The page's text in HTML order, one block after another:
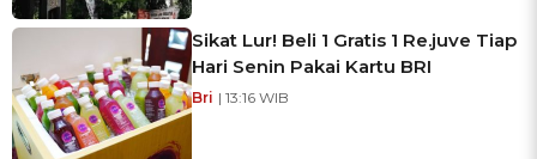
Sikat Lur! Beli 1 Gratis 1 Re.juve Tiap
Hari Senin Pakai Kartu BRI
Bri | 13:16 WIB